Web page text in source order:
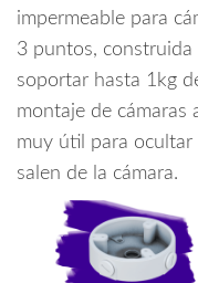
/
H
dBW4
/
SD22
/
H
dBW6
impermeable para
3 puntos,
soportar hasta 1kg
montaje de cámaras
muy útil para ocultar
salen de la cámara.